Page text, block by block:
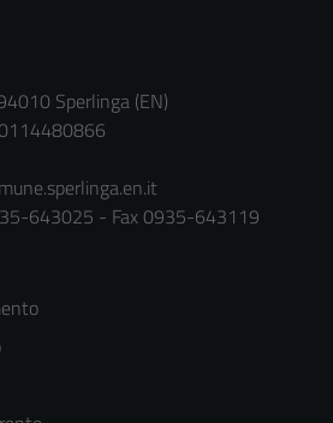
Sperlinga (EN)
643025 - Fax 0935-643119
Questi cookie
sono necessari